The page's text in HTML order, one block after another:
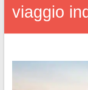
viaggio